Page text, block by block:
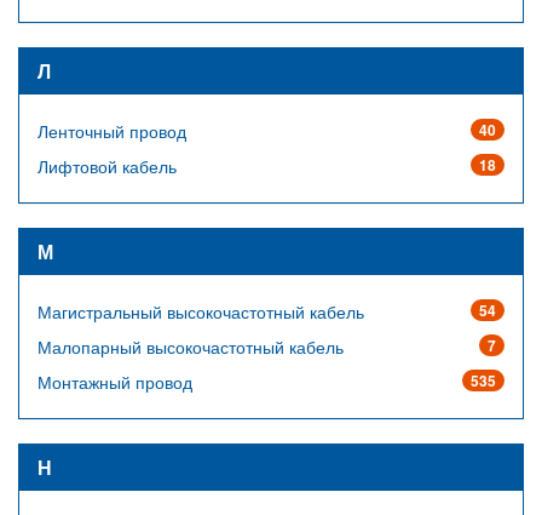
Л
40
Ленточный провод
18
Лифтовой кабель
М
54
Магистральный высокочастотный кабель
7
Малопарный высокочастотный кабель
535
Монтажный провод
Н